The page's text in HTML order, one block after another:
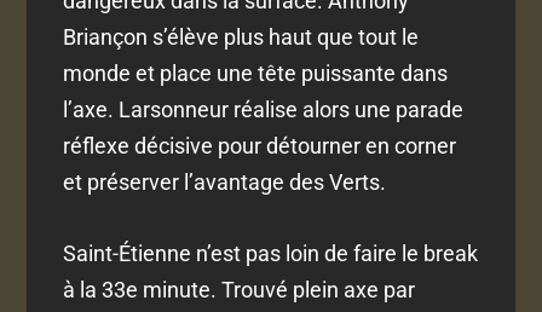
Briançon s’élève plus haut que tout le
monde et place une tête puissante dans
l’axe. Larsonneur réalise alors une parade
réflexe décisive pour détourner en corner
et préserver l’avantage des Verts.
Saint-Étienne n’est pas loin de faire le break
à la 33e minute. Trouvé plein axe par